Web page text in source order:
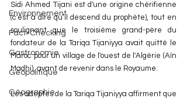
Environnement
Fact-Checking
Gastronomie
Géopolitique
Géographie
Sidi Ahmed Tijani est d'une origine chérifienne
(c'est à dire qu’il descend du prophète), tout en
soulignant que le troisième grand-père du
fondateur de la Tariqa Tijaniyya avait quitté le
Maroc pour un village de l'ouest de l'Algérie (Aïn
Madhi), avant de revenir dans le Royaume.
Les adeptes de la Tariqa Tijaniyya affirment que